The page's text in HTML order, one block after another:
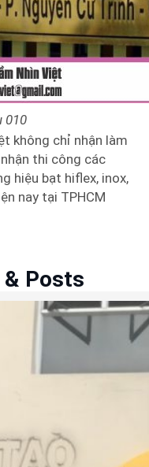
010
không chỉ nhận làm
thi công các
hiệu bạt hiflex, inox,
nay tại TPHCM
Posts